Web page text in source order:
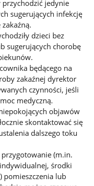
jedynie
sugerujących infekcję
dzieci bez
sugerujących chorobę
będącego na
zakaźnej dyrektor
czynności, jeśli
medyczną.
objawów
skontaktować się
dalszego toku
(m.in.
środki
pomieszczenia lub